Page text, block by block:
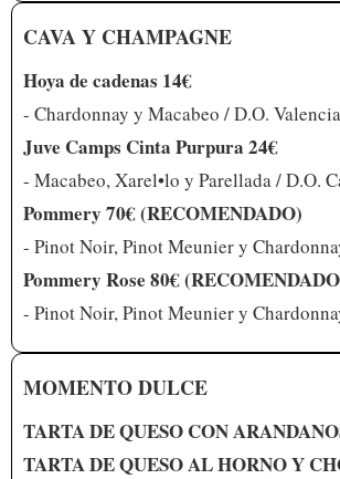
CAVA Y CHAMPAGNE
Hoya de cadenas 14€
- Chardonnay y Macabeo / D.O. Valencia
Juve Camps Cinta Purpura 24€
- Macabeo, Xarel•lo y Parellada / D.O.
Pommery 70€ (RECOMENDADO)
- Pinot Noir, Pinot Meunier y
Pommery Rose 80€
- Pinot Noir, Pinot Meunier y
MOMENTO DULCE
TARTA DE QUESO CON
TARTA DE QUESO AL HORNO Y